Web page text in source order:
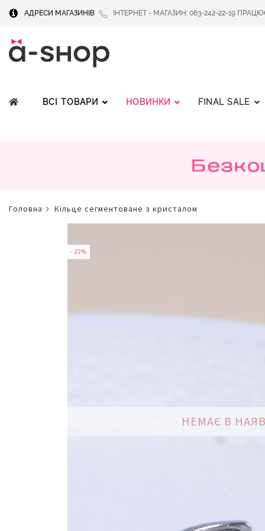
АДРЕСИ МАГАЗИНІВ ІНТЕРНЕТ - МАГАЗИН: 063-242-22-19
ВСІ ТОВАРИ НОВИНКИ FINAL SALE
головна кільце сегментоване з кристалом
кінця
- 22%
НЕМАЄ В